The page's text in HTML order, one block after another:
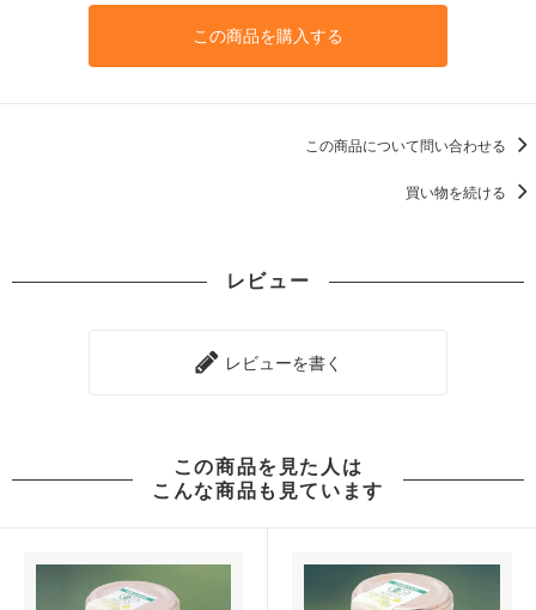
この商品を購入する
この商品について問い合わせる
買い物を続ける
レビュー
レビューを書く
この商品を見た人は
こんな商品も見ています